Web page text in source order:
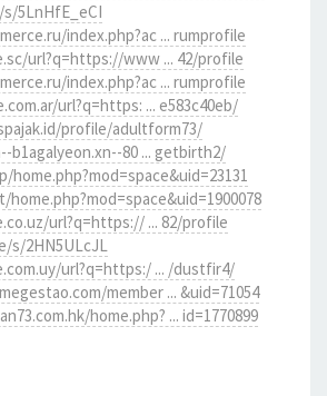
5LnHfE_eCI
index.php?ac ... rumprofile
url?q=https://www ... 42/profile
index.php?ac ... rumprofile
url?q=https: ... e583c40eb/
profile/adultform73/
b1agalyeon.xn--80 ... getbirth2/
url?q=https:// ... 82/profile
s/2HN5ULcJL
url?q=https:/ ... /dustfir4/
member ... &uid=71054
home.php? ... id=1770899